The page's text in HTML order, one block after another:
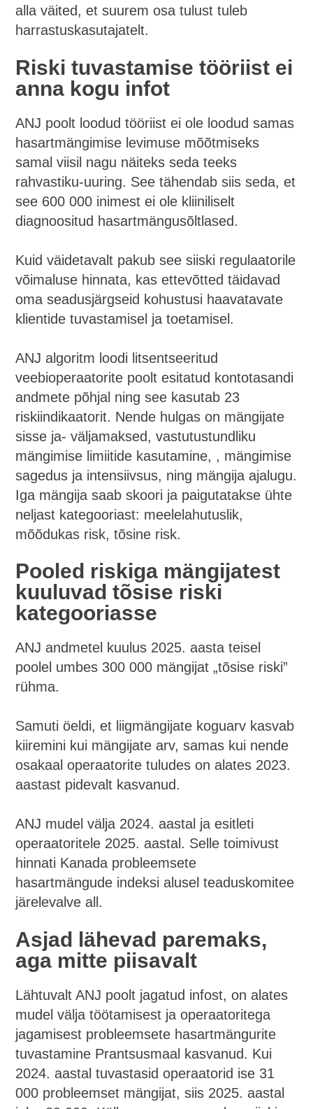
alla väited, et suurem osa tulust tuleb
harrastuskasutajatelt.
Riski tuvastamise tööriist ei
anna kogu infot
ANJ poolt loodud tööriist ei ole loodud samas
hasartmängimise levimuse mõõtmiseks
samal viisil nagu näiteks seda teeks
rahvastiku-uuring. See tähendab siis seda, et
see 600 000 inimest ei ole kliiniliselt
diagnoositud hasartmängusõltlased.
Kuid väidetavalt pakub see siiski regulaatorile
võimaluse hinnata, kas ettevõtted täidavad
oma seadusjärgseid kohustusi haavatavate
klientide tuvastamisel ja toetamisel.
ANJ algoritm loodi litsentseeritud
veebioperaatorite poolt esitatud kontotasandi
andmete põhjal ning see kasutab 23
riskiindikaatorit. Nende hulgas on mängijate
sisse ja- väljamaksed, vastutustundliku
mängimise limiitide kasutamine, , mängimise
sagedus ja intensiivsus, ning mängija ajalugu.
Iga mängija saab skoori ja paigutatakse ühte
neljast kategooriast: meelelahutuslik,
mõõdukas risk, tõsine risk.
Pooled riskiga mängijatest
kuuluvad tõsise riski
kategooriasse
ANJ andmetel kuulus 2025. aasta teisel
poolel umbes 300 000 mängijat „tõsise riski”
rühma.
Samuti öeldi, et liigmängijate koguarv kasvab
kiiremini kui mängijate arv, samas kui nende
osakaal operaatorite tuludes on alates 2023.
aastast pidevalt kasvanud.
ANJ mudel välja 2024. aastal ja esitleti
operaatoritele 2025. aastal. Selle toimivust
hinnati Kanada probleemsete
hasartmängude indeksi alusel teaduskomitee
järelevalve all.
Asjad lähevad paremaks,
aga mitte piisavalt
Lähtuvalt ANJ poolt jagatud infost, on alates
mudel välja töötamisest ja operaatoritega
jagamisest probleemsete hasartmängurite
tuvastamine Prantsusmaal kasvanud. Kui
2024. aastal tuvastasid operaatorid ise 31
000 probleemset mängijat, siis 2025. aastal